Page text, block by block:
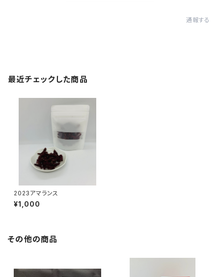
通報する
最近チェックした商品
2023アマランス
¥1,000
その他の商品